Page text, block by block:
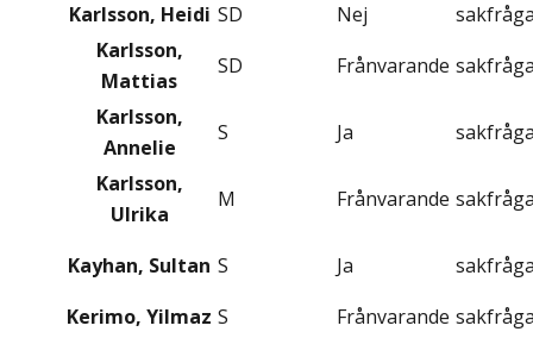
Karlsson, Heidi SD Nej
Karlsson,
Mattias
SD Frånvarande
Karlsson,
Annelie
S Ja
Karlsson,
Ulrika
M Frånvarande
Kayhan, Sultan S Ja
Kerimo, Yilmaz S Frånvarande